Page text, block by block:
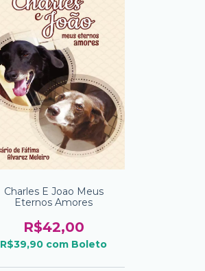
Charles E Joao Meus
Eternos Amores
R$42,00
R$39,90 com Boleto